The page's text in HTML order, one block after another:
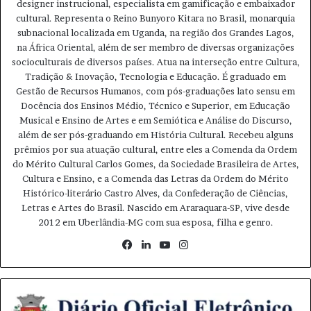
ficou restrito a museus, bibliotecas e salas de concerto.
Obras raras, partituras originais, manuscritos filosóficos
e coleções de arte clássica permanecem, muitas vezes,
inacessíveis ao público geral.
Ferramentas da Web 3 estão revertendo esse cenário.
Nesse sentido, projetos como arquivos digitais baseados
em blockchain permitem registrar e autenticar obras
antigas com máxima segurança, evitando perdas,
falsificações e desaparecimento de acervos.
Além disso, por meio de iniciativas de crowdsourcing e
instituições podem colaborar para digitalizar e
interpretar materiais históricos esquecidos, promovendo
designer instrucional, especialista em gamificação e embaixador
cultural. Representa o Reino Bunyoro Kitara no Brasil, monarquia
subnacional localizada em Uganda, na região dos Grandes Lagos,
na África Oriental, além de ser membro de diversas organizações
socioculturais de diversos países. Atua na interseção entre Cultura,
Tradição & Inovação, Tecnologia e Educação. É graduado em
Gestão de Recursos Humanos, com pós-graduações lato sensu em
Docência dos Ensinos Médio, Técnico e Superior, em Educação
Musical e Ensino de Artes e em Semiótica e Análise do Discurso,
além de ser pós-graduando em História Cultural. Recebeu alguns
prêmios por sua atuação cultural, entre eles a Comenda da Ordem
do Mérito Cultural Carlos Gomes, da Sociedade Brasileira de Artes,
Cultura e Ensino, e a Comenda das Letras da Ordem do Mérito
Histórico-literário Castro Alves, da Confederação de Ciências,
Letras e Artes do Brasil. Nascido em Araraquara-SP, vive desde
2012 em Uberlândia-MG com sua esposa, filha e genro.
Fa
bo
Lin
din
Yo
ub ra
C